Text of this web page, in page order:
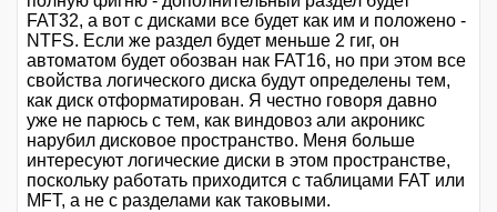
FAT32, а вот с дисками все будет как им и положено -
NTFS. Если же раздел будет меньше 2 гиг, он
автоматом будет обозван нак FAT16, но при этом все
свойства логического диска будут определены тем,
как диск отформатирован. Я честно говоря давно
уже не парюсь с тем, как виндовоз али акроникс
нарубил дисковое пространство. Меня больше
интересуют логические диски в этом пространстве,
поскольку работать приходится с таблицами FAT или
MFT, а не с разделами как таковыми.